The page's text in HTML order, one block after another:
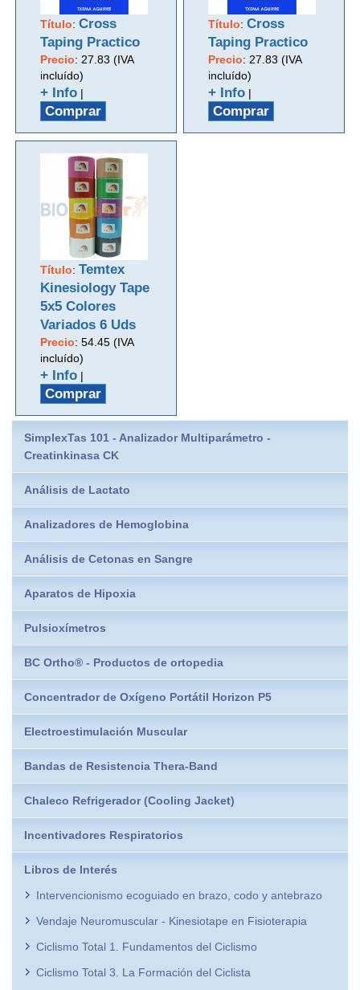
Título:Cross
Taping Practico
Precio:27.83 (IVA
incluído)
+ Info |
Comprar
Título:Cross
Taping Practico
Precio:27.83 (IVA
incluído)
+ Info |
Comprar
Título:Temtex
Kinesiology Tape
5x5 Colores
Variados 6 Uds
Precio:54.45 (IVA
incluído)
+ Info |
Comprar
SimplexTas 101 - Analizador Multiparámetro -
Creatinkinasa CK
Análisis de Lactato
Analizadores de Hemoglobina
Análisis de Cetonas en Sangre
Aparatos de Hipoxia
Pulsioxímetros
BC Ortho® - Productos de ortopedia
Concentrador de Oxígeno Portátil Horizon P5
Electroestimulación Muscular
Bandas de Resistencia Thera-Band
Chaleco Refrigerador (Cooling Jacket)
Incentivadores Respiratorios
Libros de Interés
Intervencionismo ecoguiado en brazo, codo y antebrazo
Vendaje Neuromuscular - Kinesiotape en Fisioterapia
Ciclismo Total 1. Fundamentos del Ciclismo
Ciclismo Total 3. La Formación del Ciclista